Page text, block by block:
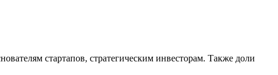
стартапов, стратегическим инвесторам. Также доли